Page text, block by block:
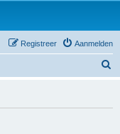
Aanmelden
Registreer